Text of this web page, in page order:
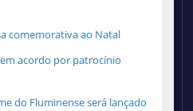
comemorativa ao Natal
acordo por patrocínio
do Fluminense será lançado